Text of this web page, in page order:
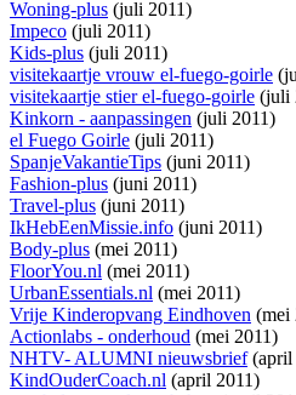
Woning-plus (juli 2011)
Impeco (juli 2011)
Kids-plus (juli 2011)
visitekaartje vrouw el-fuego-goirle
visitekaartje stier el-fuego-goirle (juli
Kinkorn - aanpassingen (juli 2011)
el Fuego Goirle (juli 2011)
SpanjeVakantieTips (juni 2011)
Fashion-plus (juni 2011)
Travel-plus (juni 2011)
IkHebEenMissie.info (juni 2011)
Body-plus (mei 2011)
FloorYou.nl (mei 2011)
UrbanEssentials.nl (mei 2011)
Vrije Kinderopvang Eindhoven (mei
Actionlabs - onderhoud (mei 2011)
NHTV- ALUMNI nieuwsbrief(april
KindOuderCoach.nl (april 2011)